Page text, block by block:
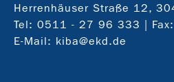
Herrenhäuser Straße 12,
Tel: 0511 - 27 96 333 |
E-Mail: kiba@ekd.de